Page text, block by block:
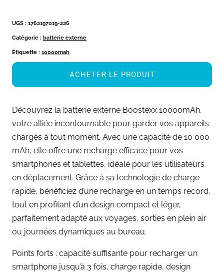
UGS : 1762197019-226
Catégorie : batterie externe
Étiquette : 10000mah
ACHETER LE PRODUIT
Découvrez la batterie externe Boostexx 10000mAh,
votre alliée incontournable pour garder vos appareils
chargés à tout moment. Avec une capacité de 10 000
mAh, elle offre une recharge efficace pour vos
smartphones et tablettes, idéale pour les utilisateurs
en déplacement. Grâce à sa technologie de charge
rapide, bénéficiez d’une recharge en un temps record,
tout en profitant d’un design compact et léger,
parfaitement adapté aux voyages, sorties en plein air
ou journées dynamiques au bureau.
Points forts : capacité suffisante pour recharger un
smartphone jusqu’à 3 fois, charge rapide, design